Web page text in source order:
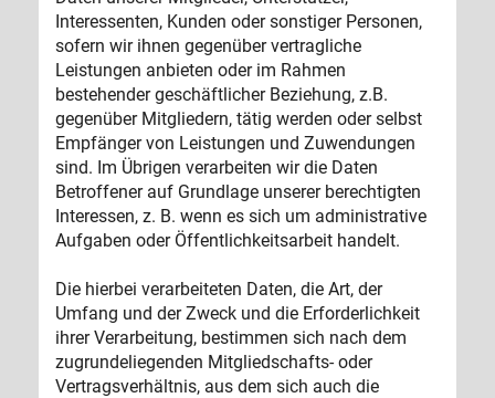
Interessenten, Kunden oder sonstiger Personen,
sofern wir ihnen gegenüber vertragliche
Leistungen anbieten oder im Rahmen
bestehender geschäftlicher Beziehung, z.B.
gegenüber Mitgliedern, tätig werden oder selbst
Empfänger von Leistungen und Zuwendungen
sind. Im Übrigen verarbeiten wir die Daten
Betroffener auf Grundlage unserer berechtigten
Interessen, z. B. wenn es sich um administrative
Aufgaben oder Öffentlichkeitsarbeit handelt.
Die hierbei verarbeiteten Daten, die Art, der
Umfang und der Zweck und die Erforderlichkeit
ihrer Verarbeitung, bestimmen sich nach dem
zugrundeliegenden Mitgliedschafts- oder
Vertragsverhältnis, aus dem sich auch die